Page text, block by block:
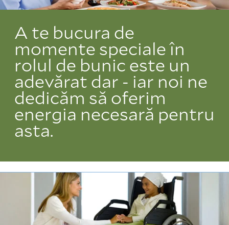
A te bucura de
momente speciale în
rolul de bunic este un
adevărat dar - iar noi ne
dedicăm să oferim
energia necesară pentru
asta.